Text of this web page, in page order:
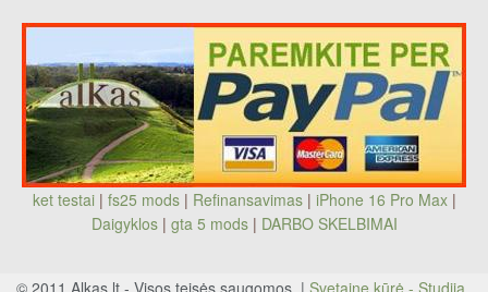
ket testai | fs25 mods| Refinansavimas| iPhone 16 Pro Max|
Daigyklos| gta 5 mods | DARBO SKELBIMAI